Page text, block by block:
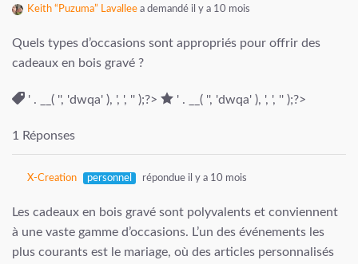
Keith “Puzuma” Lavallee a demandé il y a 10 mois
Quels types d’occasions sont appropriés pour offrir des
cadeaux en bois gravé ?
' . __( '', 'dwqa' ), ', ', '' );?> ' . __( '', 'dwqa' ), ', ', '' );?>
1 Réponses
X-Creation personnel répondue il y a 10 mois
Les cadeaux en bois gravé sont polyvalents et conviennent
à une vaste gamme d’occasions. L’un des événements les
plus courants est le mariage, où des articles personnalisés